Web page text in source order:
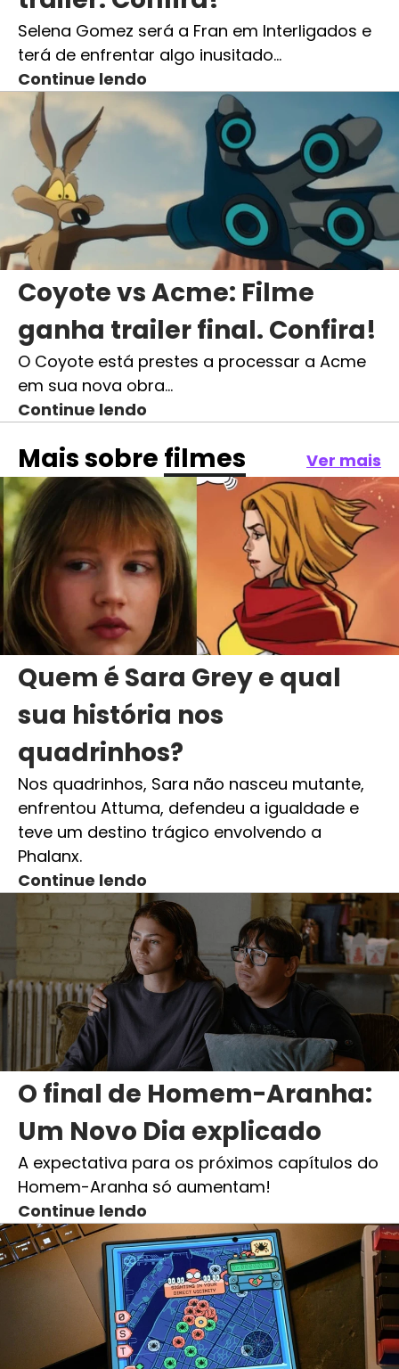
Selena Gomez será a Fran em Interligados e
terá de enfrentar algo inusitado…
Continue lendo
Coyote vs Acme: Filme
ganha trailer final. Confira!
O Coyote está prestes a processar a Acme
em sua nova obra…
Continue lendo
Mais sobre filmes Ver mais
Quem é Sara Grey e qual
sua história nos
quadrinhos?
Nos quadrinhos, Sara não nasceu mutante,
enfrentou Attuma, defendeu a igualdade e
teve um destino trágico envolvendo a
Phalanx.
Continue lendo
O final de Homem-Aranha:
Um Novo Dia explicado
A expectativa para os próximos capítulos do
Homem-Aranha só aumentam!
Continue lendo